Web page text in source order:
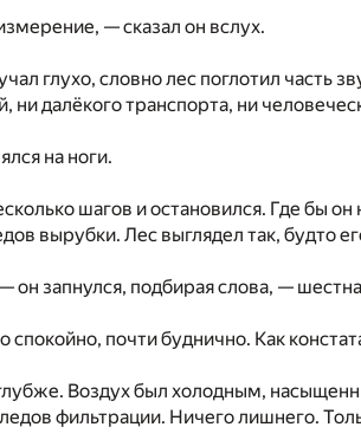
— сказал он вслух.
глухо, словно лес поглотил
ни далёкого транспорта, ни
на ноги.
шагов и остановился. Где бы
вырубки. Лес выглядел так, будто
запнулся, подбирая слова, —
спокойно, почти буднично. Как
Воздух был холодным,
фильтрации. Ничего лишнего.